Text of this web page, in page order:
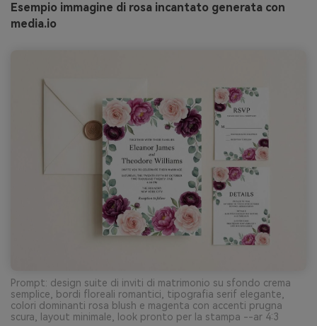
Esempio immagine di rosa incantato generata con
media.io
Prompt: design suite di inviti di matrimonio su sfondo crema
semplice, bordi floreali romantici, tipografia serif elegante,
colori dominanti rosa blush e magenta con accenti prugna
scura, layout minimale, look pronto per la stampa --ar 4:3